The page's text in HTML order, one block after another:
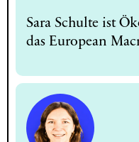
Sara Schulte ist
das European